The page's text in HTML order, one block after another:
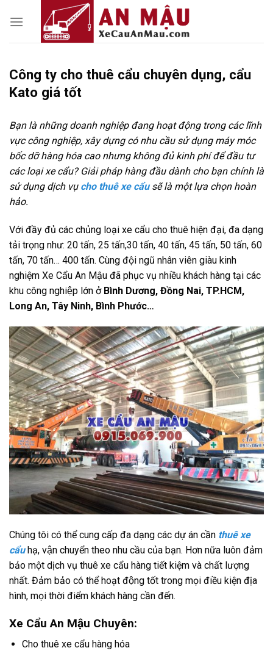
Công ty cho thuê cẩu chuyên dụng, cẩu
Kato giá tốt
Bạn là những doanh nghiệp đang hoạt động trong các lĩnh
vực công nghiệp, xây dựng có nhu cầu sử dụng máy móc
bốc dỡ hàng hóa cao nhưng không đủ kinh phí để đầu tư
các loại xe cẩu? Giải pháp hàng đầu dành cho bạn chính là
sử dụng dịch vụ cho thuê xe cẩusẽ là một lựa chọn hoàn
hảo.
Với đầy đủ các chủng loại xe cẩu cho thuê hiện đại, đa dạng
tải trọng như: 20 tấn, 25 tấn,30 tấn, 40 tấn, 45 tấn, 50 tấn, 60
tấn, 70 tấn… 400 tấn. Cùng đội ngũ nhân viên giàu kinh
nghiệm Xe Cẩu An Mậu đã phục vụ nhiều khách hàng tại các
khu công nghiệp lớn ở Bình Dương, Đồng Nai, TP.HCM,
Long An, Tây Ninh, Bình Phước…
Chúng tôi có thể cung cấp đa dạng các dự án cần thuê xe
cẩuhạ, vận chuyển theo nhu cầu của bạn. Hơn nữa luôn đảm
bảo một dịch vụ thuê xe cẩu hàng tiết kiệm và chất lượng
nhất. Đảm bảo có thể hoạt động tốt trong mọi điều kiện địa
hình, mọi thời điểm khách hàng cần đến.
Xe Cẩu An Mậu Chuyên:
Cho thuê xe cẩu hàng hóa